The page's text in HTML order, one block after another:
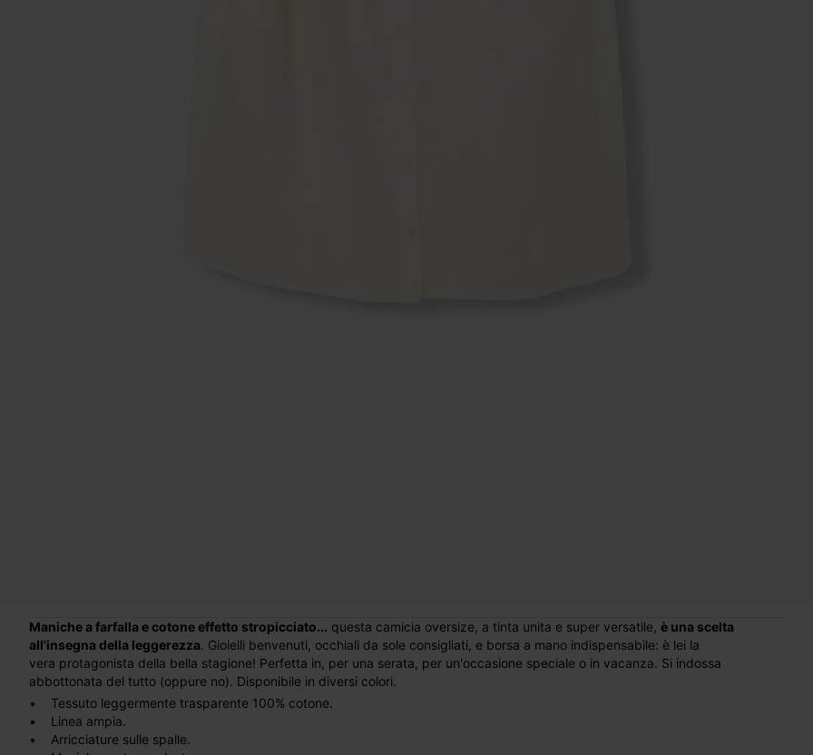
Maniche a farfalla e cotone effetto stropicciato... questa camicia oversize, a tinta unita e super versatile, è una scelta
all'insegna della leggerezza. Gioielli benvenuti, occhiali da sole consigliati, e borsa a mano indispensabile: è lei la
vera protagonista della bella stagione! Perfetta in, per una serata, per un'occasione speciale o in vacanza. Si indossa
abbottonata del tutto (oppure no). Disponibile in diversi colori.
• Tessuto leggermente trasparente 100% cotone.
• Linea ampia.
• Arricciature sulle spalle.